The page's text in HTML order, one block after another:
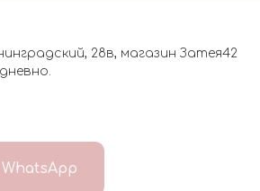
28в, магазин Затея42